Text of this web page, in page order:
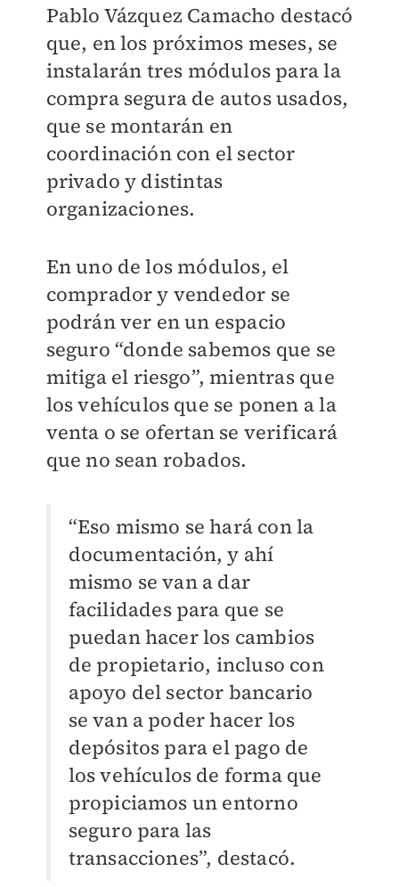
Pablo Vázquez Camacho destacó
que, en los próximos meses, se
instalarán tres módulos para la
compra segura de autos usados,
que se montarán en
coordinación con el sector
privado y distintas
organizaciones.
En uno de los módulos, el
comprador y vendedor se
podrán ver en un espacio
seguro “donde sabemos que se
mitiga el riesgo”, mientras que
los vehículos que se ponen a la
venta o se ofertan se verificará
que no sean robados.
“Eso mismo se hará con la
documentación, y ahí
mismo se van a dar
facilidades para que se
puedan hacer los cambios
de propietario, incluso con
apoyo del sector bancario
se van a poder hacer los
depósitos para el pago de
los vehículos de forma que
propiciamos un entorno
seguro para las
transacciones”, destacó.